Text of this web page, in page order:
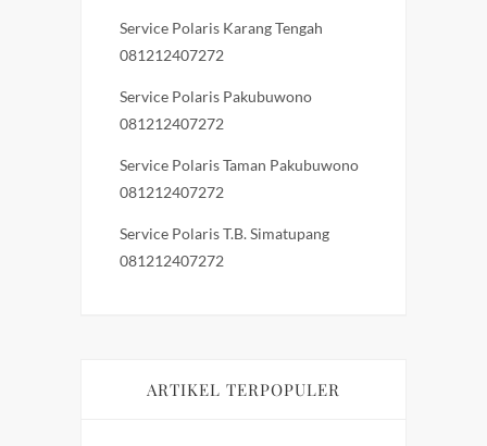
Service Polaris Karang Tengah
081212407272
Service Polaris Pakubuwono
081212407272
Service Polaris Taman Pakubuwono
081212407272
Service Polaris T.B. Simatupang
081212407272
ARTIKEL TERPOPULER